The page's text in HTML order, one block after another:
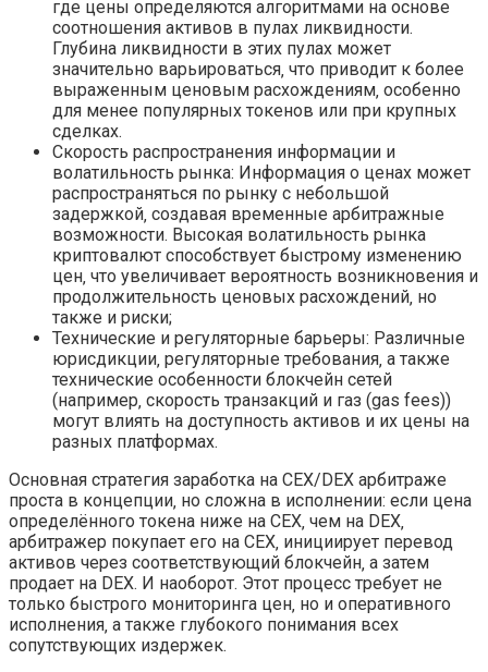
где цены определяются алгоритмами на основе
соотношения активов в пулах ликвидности.
Глубина ликвидности в этих пулах может
значительно варьироваться‚ что приводит к более
выраженным ценовым расхождениям‚ особенно
для менее популярных токенов или при крупных
сделках.
Скорость распространения информации и
волатильность рынка: Информация о ценах может
распространяться по рынку с небольшой
задержкой‚ создавая временные арбитражные
возможности. Высокая волатильность рынка
криптовалют способствует быстрому изменению
цен‚ что увеличивает вероятность возникновения и
продолжительность ценовых расхождений‚ но
также и риски;
Технические и регуляторные барьеры: Различные
юрисдикции‚ регуляторные требования‚ а также
технические особенности блокчейн сетей
(например‚ скорость транзакций и газ (gas fees))
могут влиять на доступность активов и их цены на
разных платформах.
Основная стратегия заработка на CEX/DEX арбитраже
проста в концепции‚ но сложна в исполнении: если цена
определённого токена ниже на CEX‚ чем на DEX‚
арбитражер покупает его на CEX‚ инициирует перевод
активов через соответствующий блокчейн‚ а затем
продает на DEX. И наоборот. Этот процесс требует не
только быстрого мониторинга цен‚ но и оперативного
исполнения‚ а также глубокого понимания всех
сопутствующих издержек.